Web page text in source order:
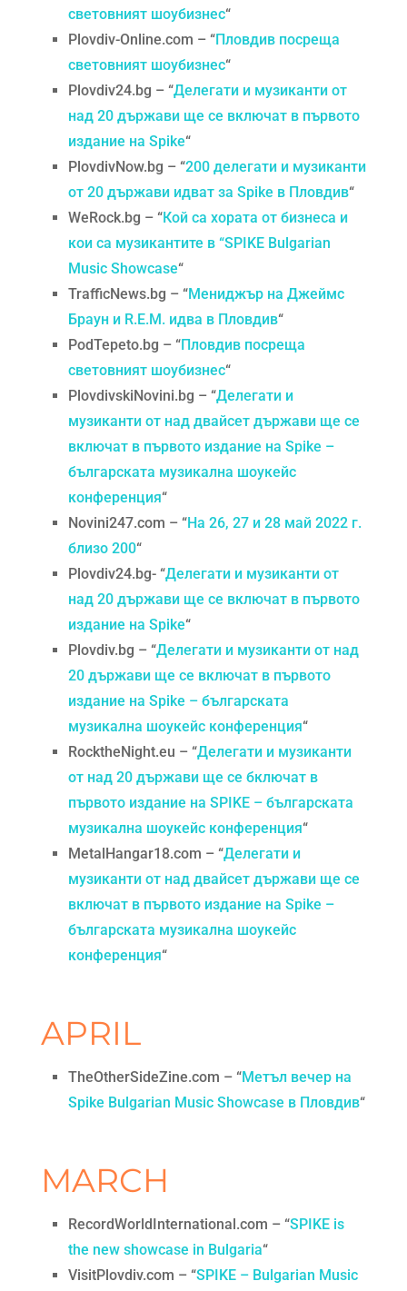
световният шоубизнес“
Plovdiv-Online.com – “Пловдив посреща
световният шоубизнес“
Plovdiv24.bg – “Делегати и музиканти от
над 20 държави ще се включат в първото
издание на Spike“
PlovdivNow.bg – “200 делегати и музиканти
от 20 държави идват за Spike в Пловдив“
WeRock.bg – “Кой са хората от бизнеса и
кои са музикантите в “SPIKE Bulgarian
Music Showcase“
TrafficNews.bg – “Мениджър на Джеймс
Браун и R.E.M. идва в Пловдив“
PodTepeto.bg – “Пловдив посреща
световният шоубизнес“
PlovdivskiNovini.bg – “Делегати и
музиканти от над двайсет държави ще се
включат в първото издание на Spike –
българската музикална шоукейс
конференция“
Novini247.com – “На 26, 27 и 28 май 2022 г.
близо 200“
Plovdiv24.bg- “Делегати и музиканти от
над 20 държави ще се включат в първото
издание на Spike“
Plovdiv.bg – “Делегати и музиканти от над
20 държави ще се включат в първото
издание на Spike – българската
музикална шоукейс конференция“
RocktheNight.eu – “Делегати и музиканти
от над 20 държави ще се бключат в
първото издание на SPIKE – българската
музикална шоукейс конференция“
MetalHangar18.com – “Делегати и
музиканти от над двайсет държави ще се
включат в първото издание на Spike –
българската музикална шоукейс
конференция“
APRIL
TheOtherSideZine.com – “Метъл вечер на
Spike Bulgarian Music Showcase в Пловдив“
MARCH
RecordWorldInternational.com – “SPIKE is
the new showcase in Bulgaria“
VisitPlovdiv.com – “SPIKE – Bulgarian Music